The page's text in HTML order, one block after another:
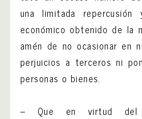
una limitada
económico obtenido de la
amén de no ocasionar en
perjuicios a terceros ni
personas o bienes.
– Que en virtud del